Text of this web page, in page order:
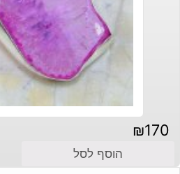
₪170
הוסף לסל